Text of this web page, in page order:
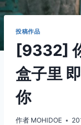
投稿作品
[9332]
盒子里
你
作者 MOHIDOE